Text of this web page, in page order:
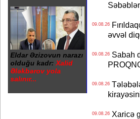
Eldar Əzizovun narazı
olduğu kadr: Xalid
Ələkbərov yola
salınır...
09.08.26
əvvəl
09.08.26Sabah
09.08.26
09.08.26Xaricə